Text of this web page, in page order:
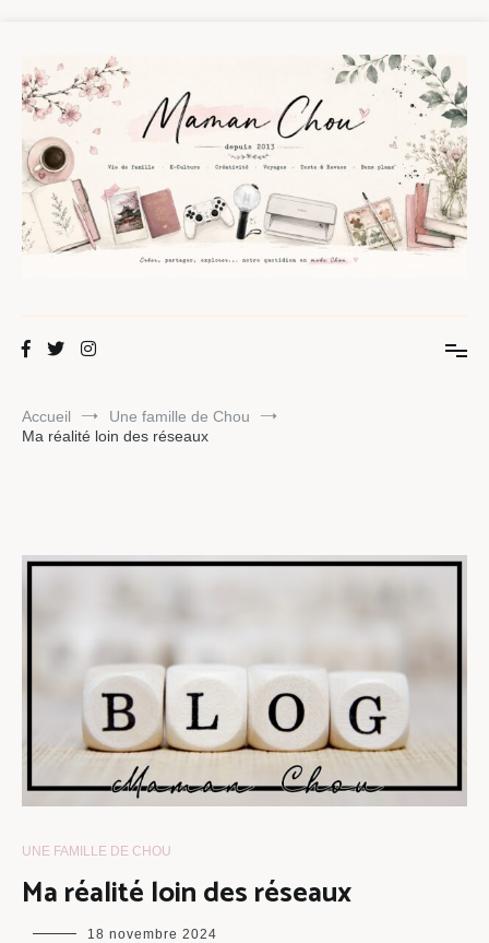
contenu
Maman Chou
Accueil
Une famille de Chou
Ma réalité loin des réseaux
UNE FAMILLE DE CHOU
Ma réalité loin des réseaux
maman
18 novembre 2024